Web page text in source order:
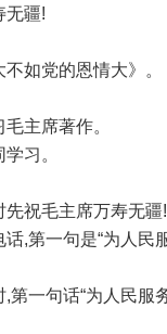
疆!
如党的恩情大》。
主席著作。
习。
祝毛主席万寿无疆!
,第一句是“为人民
一句话“为人民服